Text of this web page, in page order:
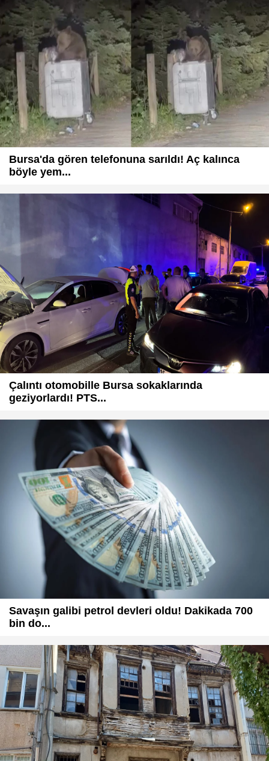
Bursa'da gören telefonuna sarıldı! Aç kalınca
böyle yem...
Çalıntı otomobille Bursa sokaklarında
geziyorlardı! PTS...
Savaşın galibi petrol devleri oldu! Dakikada 700
bin do...